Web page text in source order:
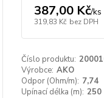
387,00 Kč/ks
319,83 Kč bez DPH
Číslo produktu:
Výrobce: AKO
Odpor (Ohm/m): 7,74
Upínací délka (m): 250